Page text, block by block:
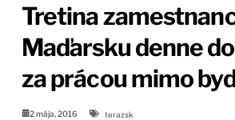
Tretina
Maďarsku denne
za prácou mimo
2 mája, 2016 terazsk